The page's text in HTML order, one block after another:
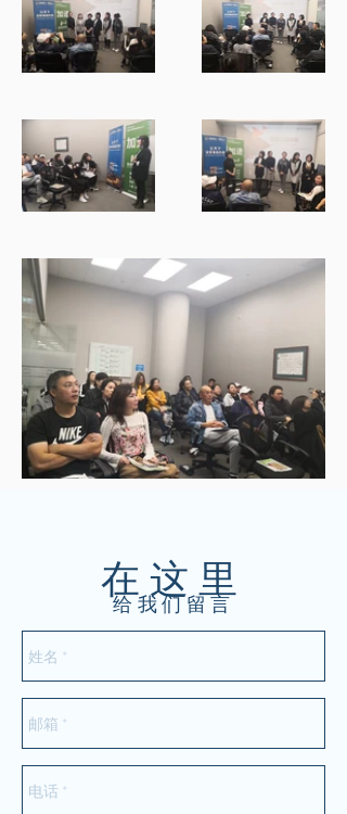
在这里
给我们留言